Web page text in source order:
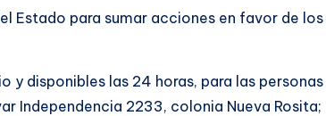
Estado para sumar acciones en favor de los
y disponibles las 24 horas, para las personas
Independencia 2233, colonia Nueva Rosita;